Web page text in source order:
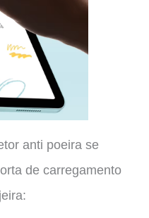
anti poeira se
de carregamento